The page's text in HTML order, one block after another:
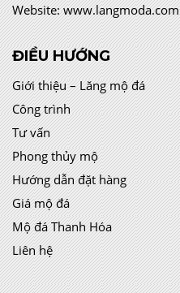
Website: www.langmoda.com
ĐIỀU HƯỚNG
Giới thiệu – Lăng mộ đá
Công trình
Tư vấn
Phong thủy mộ
Hướng dẫn đặt hàng
Giá mộ đá
Mộ đá Thanh Hóa
Liên hệ